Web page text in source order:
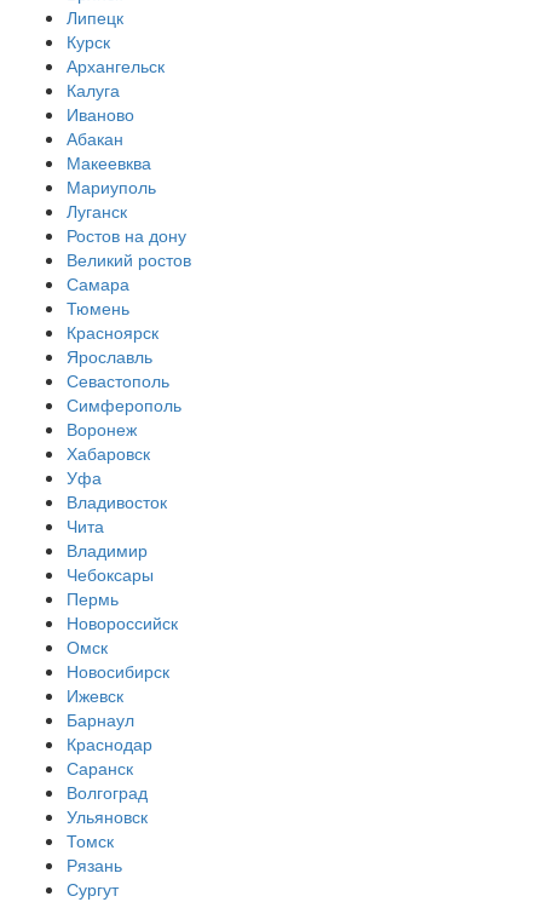
Липецк
Курск
Архангельск
Калуга
Иваново
Абакан
Макеевква
Мариуполь
Луганск
Ростов на дону
Великий ростов
Самара
Тюмень
Красноярск
Ярославль
Севастополь
Симферополь
Воронеж
Хабаровск
Уфа
Владивосток
Чита
Владимир
Чебоксары
Пермь
Новороссийск
Омск
Новосибирск
Ижевск
Барнаул
Краснодар
Саранск
Волгоград
Ульяновск
Томск
Рязань
Сургут